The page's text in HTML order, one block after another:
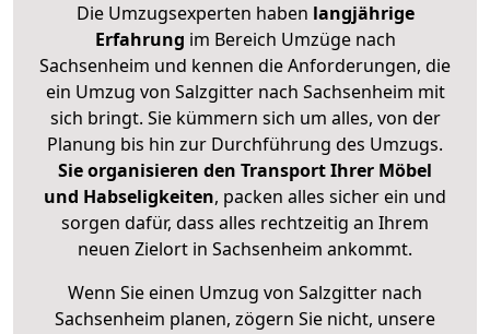
Die Umzugsexperten haben langjährige
Erfahrung im Bereich Umzüge nach
Sachsenheim und kennen die Anforderungen, die
ein Umzug von Salzgitter nach Sachsenheim mit
sich bringt. Sie kümmern sich um alles, von der
Planung bis hin zur Durchführung des Umzugs.
Sie organisieren den Transport Ihrer Möbel
und Habseligkeiten, packen alles sicher ein und
sorgen dafür, dass alles rechtzeitig an Ihrem
neuen Zielort in Sachsenheim ankommt.
Wenn Sie einen Umzug von Salzgitter nach
Sachsenheim planen, zögern Sie nicht, unsere